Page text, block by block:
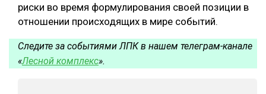
риски во время формулирования своей позиции в
отношении происходящих в мире событий.
Следите за событиями ЛПК в нашем телеграм-канале
«Лесной комплекс».